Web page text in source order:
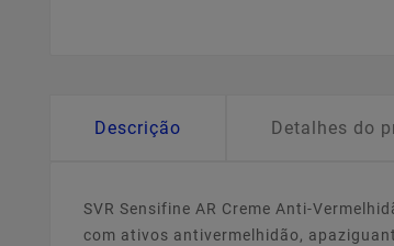
Descrição Detalhes do
SVR Sensifine AR Creme Anti-
com ativos antivermelhidão,